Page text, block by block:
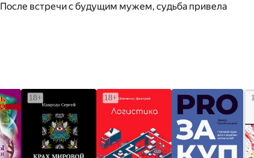
встречи с будущим мужем, судьба привела